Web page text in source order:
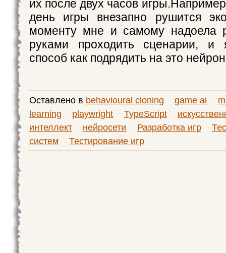
их после двух часов
день игры внезапно рушится
моменту мне и самому надоела
руками проходить сценарии, и
способ как подрядить на это
Оставлено в behavioural cloning game ai
learning
playwright TypeScript
интеллект
нейросети Разработка игр
систем
Тестирование игр